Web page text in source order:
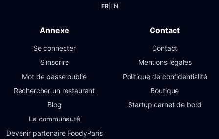
FR| EN
Annexe
Se connecter
S'inscrire
Mot de passe oublié
Rechercher un restaurant
Blog
La communauté
Devenir partenaire FoodyParis
Contact
Contact
Mentions légales
Politique de confidentialité
Boutique
Startup carnet de bord